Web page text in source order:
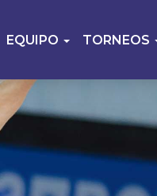
EQUIPO TORNEOS